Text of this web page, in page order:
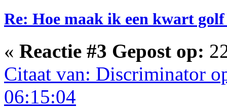
Re: Hoe maak ik een kwart
« Reactie #3 Gepost op:
Citaat van: Discriminator
06:15:04